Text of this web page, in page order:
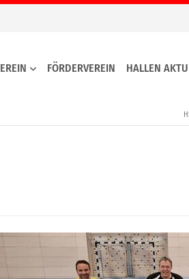
FÖRDERVEREIN HALLEN